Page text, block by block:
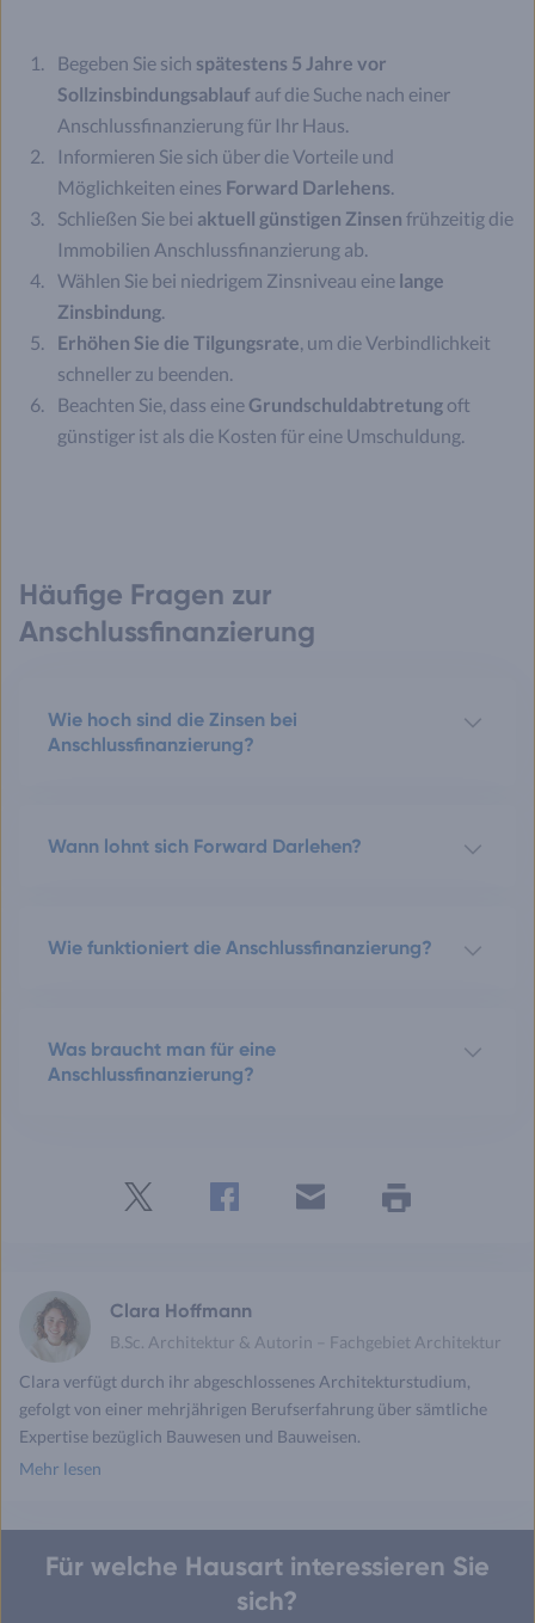
Begeben Sie sich spätestens 5 Jahre vor
Sollzinsbindungsablauf auf die Suche nach einer
Anschlussfinanzierung für Ihr Haus.
Informieren Sie sich über die Vorteile und
Möglichkeiten eines Forward Darlehens.
Schließen Sie bei aktuell günstigen Zinsen frühzeitig die
Immobilien Anschlussfinanzierung ab.
Wählen Sie bei niedrigem Zinsniveau eine lange
Zinsbindung.
Erhöhen Sie die Tilgungsrate, um die Verbindlichkeit
schneller zu beenden.
Beachten Sie, dass eine Grundschuldabtretung oft
günstiger ist als die Kosten für eine Umschuldung.
Häufige Fragen zur
Anschlussfinanzierung
Wie hoch sind die Zinsen bei
Anschlussfinanzierung?
Wann lohnt sich Forward Darlehen?
Wie funktioniert die Anschlussfinanzierung?
Was braucht man für eine
Anschlussfinanzierung?
Clara Hoffmann
B.Sc. Architektur & Autorin – Fachgebiet Architektur
Clara verfügt durch ihr abgeschlossenes Architekturstudium,
gefolgt von einer mehrjährigen Berufserfahrung über sämtliche
Expertise bezüglich Bauwesen und Bauweisen.
Mehr lesen
Für welche Hausart interessieren Sie
sich?